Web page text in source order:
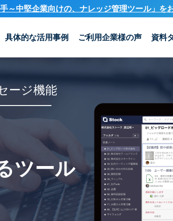
～中堅企業向けの、ナレッジ管理ツール」を
具体的な活用事例 ご利用企業様の声 資料
ージ機能
ツール